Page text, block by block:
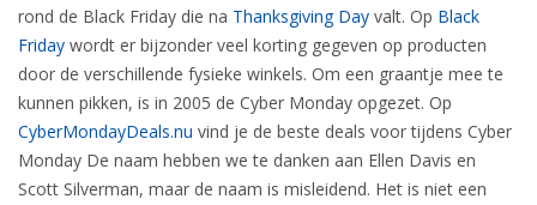
rond de Black Friday die na Thanksgiving Day valt. Op Black
Friday wordt er bijzonder veel korting gegeven op producten
door de verschillende fysieke winkels. Om een graantje mee te
kunnen pikken, is in 2005 de Cyber Monday opgezet. Op
CyberMondayDeals.nu vind je de beste deals voor tijdens Cyber
Monday De naam hebben we te danken aan Ellen Davis en
Scott Silverman, maar de naam is misleidend. Het is niet een